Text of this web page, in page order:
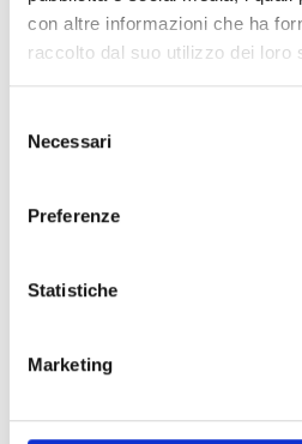
con altre informazioni che ha
raccolto dal suo utilizzo dei loro
delNecessari
Preferenze
Statistiche
Marketing
Comprensorio:
Piana di
Comune:
−